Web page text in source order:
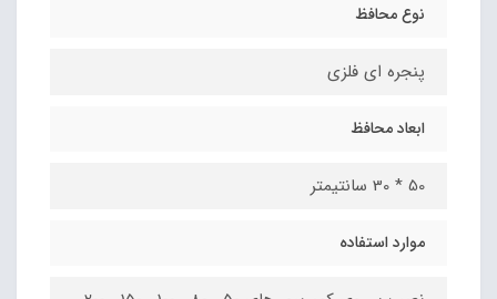
نوع محافظ
پنجره ای فلزی
ابعاد محافظ
50 * 30 سانتیمتر
موارد استفاده